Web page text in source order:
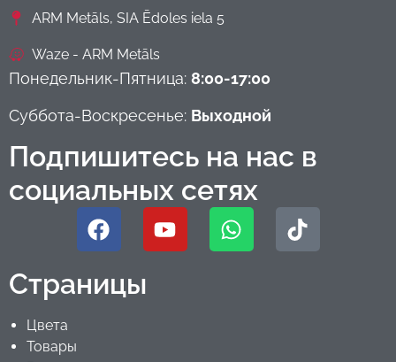
ARM Metāls, SIA Ēdoles iela 5
Waze - ARM Metāls
Понедельник-Пятница: 8:00-17:00
Суббота-Воскресенье: Выходной
Подпишитесь на нас в
социальных сетях
Страницы
Цвета
Товары